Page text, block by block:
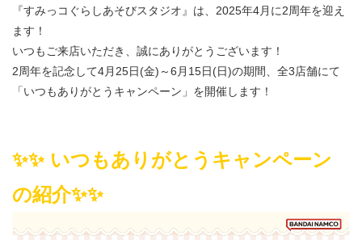
『すみっコぐらしあそびスタジオ』は、2025年4月に2周年を迎え
ます！
いつもご来店いただき、誠にありがとうございます！
2周年を記念して4月25日(金)～6月15日(日)の期間、全3店舗にて
「いつもありがとうキャンペーン」を開催します！
✨✨ いつもありがとうキャンペーン
の紹介✨✨